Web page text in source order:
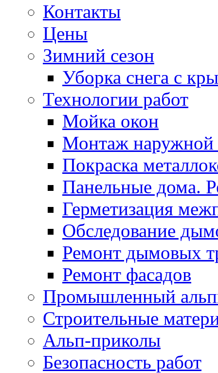
Контакты
Цены
Зимний сезон
Уборка снега с
Технологии работ
Мойка окон
Монтаж наружной
Покраска
Панельные дома.
Герметизация
Обследование
Ремонт дымовых
Ремонт фасадов
Промышленный
Строительные
Альп-приколы
Безопасность работ